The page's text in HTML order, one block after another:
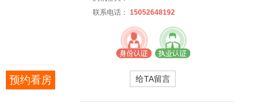
预约看房
联系电话： 15052648192
给TA留言